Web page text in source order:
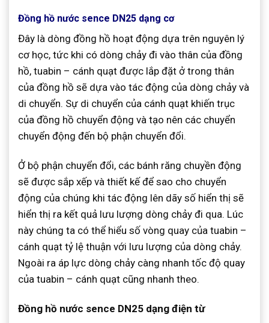
Đồng hồ nước sence DN25 dạng cơ
Đây là dòng đồng hồ hoạt động dựa trên nguyên lý
cơ học, tức khi có dòng chảy đi vào thân của đồng
hồ, tuabin – cánh quạt được lắp đặt ở trong thân
của đồng hồ sẽ dựa vào tác động của dòng chảy và
di chuyển. Sự di chuyển của cánh quạt khiến trục
của đồng hồ chuyển động và tạo nên các chuyển
chuyển động đến bộ phận chuyển đổi.
Ở bộ phận chuyển đổi, các bánh răng chuyền động
sẽ được sắp xếp và thiết kế để sao cho chuyển
động của chúng khi tác động lên dãy số hiển thị sẽ
hiển thị ra kết quả lưu lượng dòng chảy đi qua. Lúc
này chúng ta có thể hiểu số vòng quay của tuabin –
cánh quạt tỷ lệ thuận với lưu lượng của dòng chảy.
Ngoài ra áp lực dòng chảy càng nhanh tốc độ quay
của tuabin – cánh quạt cũng nhanh theo.
Đồng hồ nước sence DN25 dạng điện từ